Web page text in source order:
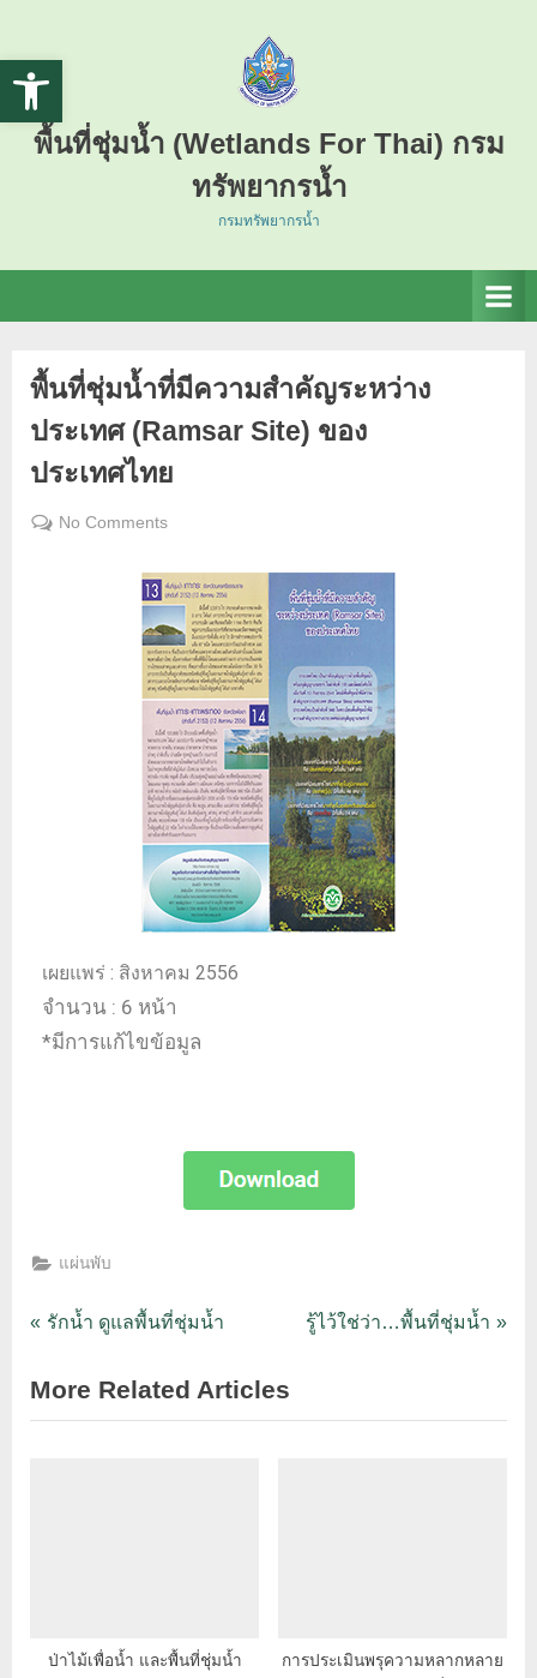
Open toolbar
พื้นที่ชุ่มน้ำ (Wetlands For Thai) กรม
ทรัพยากรน้ำ
กรมทรัพยากรน้ำ
พื้นที่ชุ่มน้ำที่มีความสำคัญระหว่าง
ประเทศ (Ramsar Site) ของ
ประเทศไทย
No Comments
เผยแพร่ : สิงหาคม 2556
จำนวน : 6 หน้า
*มีการแก้ไขข้อมูล
แผ่นพับ
รักน้ำ ดูแลพื้นที่ชุ่มน้ำ รู้ไว้ใช่ว่า…พื้นที่ชุ่มน้ำ
More Related Articles
ป่าไม้เพื่อน้ำ และพื้นที่ชุ่มน้ำ
การประเมินพรุความหลากหลาย